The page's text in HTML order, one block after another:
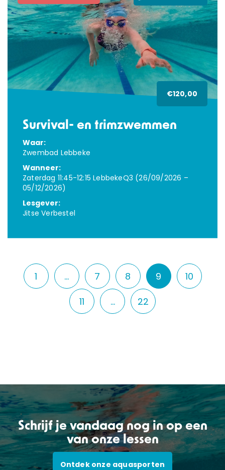
€120,00
Survival- en trimzwemmen
Waar:
Zwembad Lebbeke
Wanneer:
Zaterdag 11:45-12:15 LebbekeQ3 (26/09/2026 –
05/12/2026)
Lesgever:
Jitse Verbestel
1 … 7 8 9
10
11
… 22
Schrijf je vandaag nog in op een
van onze lessen
Ontdek onze aquasporten